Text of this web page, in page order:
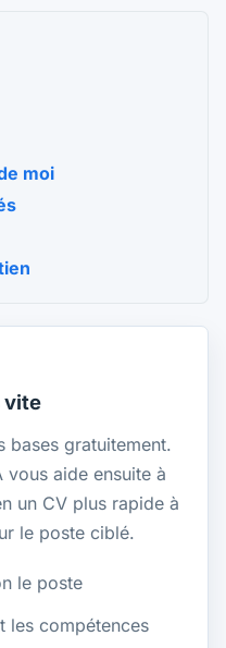
moi
vite
bases gratuitement.
vous aide ensuite à
un CV plus rapide à
le poste ciblé.
le poste
les compétences